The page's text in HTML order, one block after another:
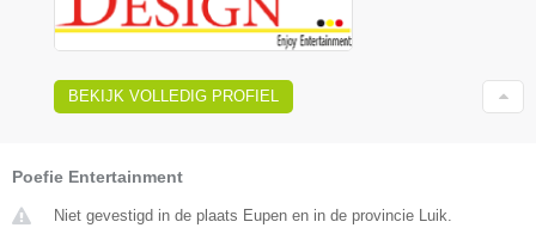
BEKIJK VOLLEDIG PROFIEL
Poefie Entertainment
Niet gevestigd in de plaats Eupen en in de provincie Luik.